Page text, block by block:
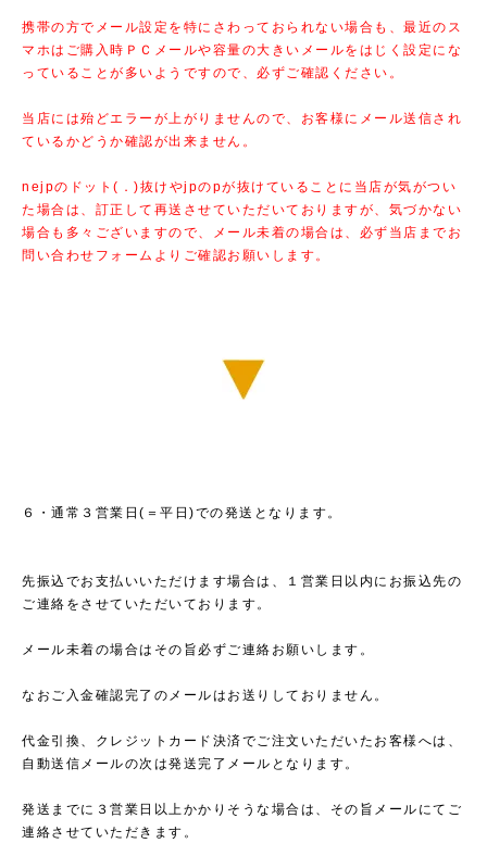
携帯の方でメール設定を特にさわっておられない場合も、最近のス
マホはご購入時ＰＣメールや容量の大きいメールをはじく設定にな
っていることが多いようですので、必ずご確認ください。
当店には殆どエラーが上がりませんので、お客様にメール送信され
ているかどうか確認が出来ません。
nejpのドット(．)抜けやjpのpが抜けていることに当店が気がつい
た場合は、訂正して再送させていただいておりますが、気づかない
場合も多々ございますので、メール未着の場合は、必ず当店までお
問い合わせフォームよりご確認お願いします。
６・通常３営業日(＝平日)での発送となります。
先振込でお支払いいただけます場合は、１営業日以内にお振込先の
ご連絡をさせていただいております。
メール未着の場合はその旨必ずご連絡お願いします。
なおご入金確認完了のメールはお送りしておりません。
代金引換、クレジットカード決済でご注文いただいたお客様へは、
自動送信メールの次は発送完了メールとなります。
発送までに３営業日以上かかりそうな場合は、その旨メールにてご
連絡させていただきます。